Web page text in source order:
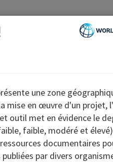
Carte
une zone
mise en œuvre d'un
outil met en évidence le
faible, modéré et
documentaires
par divers